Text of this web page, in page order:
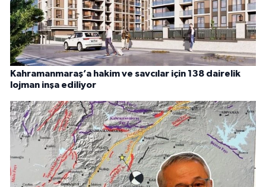
Kahramanmaraş’a hakim ve savcılar için 138 dairelik
lojman inşa ediliyor